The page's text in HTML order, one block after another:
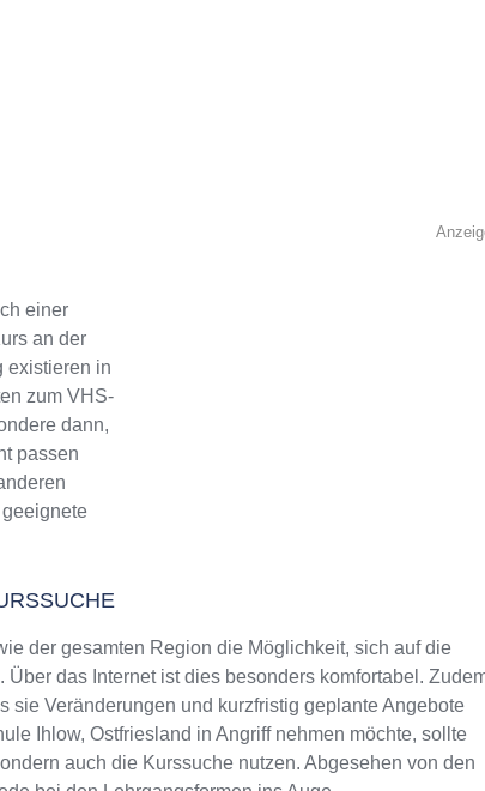
einer
an der
existieren in
zum VHS-
dann,
passen
der gesamten Region die Möglichkeit, sich auf die
das Internet ist dies besonders komfortabel.
sie Veränderungen und kurzfristig geplante Angebote
Ihlow, Ostfriesland in Angriff nehmen möchte, sollte
auch die Kurssuche nutzen. Abgesehen von den